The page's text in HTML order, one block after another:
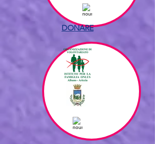
DONARE